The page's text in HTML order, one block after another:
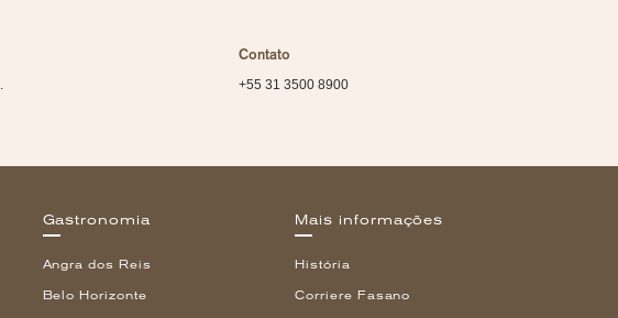
Contato
+55 31 3500 8900
Gastronomia
Angra dos Reis
Belo Horizonte
Mais informações
História
Corriere Fasano